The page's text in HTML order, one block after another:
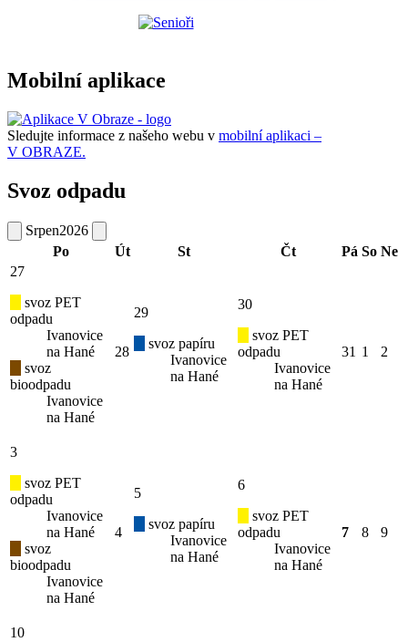
Mobilní aplikace
Sledujte informace z našeho webu v mobilní aplikaci –
V OBRAZE.
Svoz odpadu
Srpen2026
Po
Út St Čt Pá So Ne
27
svoz PET
odpadu
Ivanovice
na Hané
svoz
bioodpadu
Ivanovice
na Hané
28
29
svoz papíru
Ivanovice
na Hané
30
svoz PET
odpadu
Ivanovice
na Hané
31 1 2
3
svoz PET
odpadu
Ivanovice
na Hané
svoz
bioodpadu
Ivanovice
na Hané
4
5
svoz papíru
Ivanovice
na Hané
6
svoz PET
odpadu
Ivanovice
na Hané
7 8 9
10